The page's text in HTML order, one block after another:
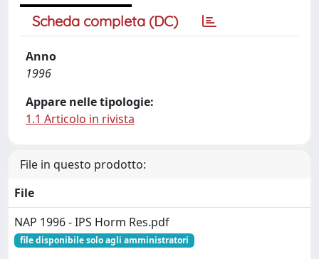
Scheda completa (DC)
Anno
1996
Appare nelle tipologie:
1.1 Articolo in rivista
File in questo prodotto:
File
NAP 1996 - IPS Horm Res.pdf
file disponibile solo agli amministratori